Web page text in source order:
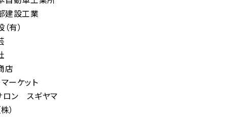
建設工業
有）
店
ーケット
ロン スギヤマ
）